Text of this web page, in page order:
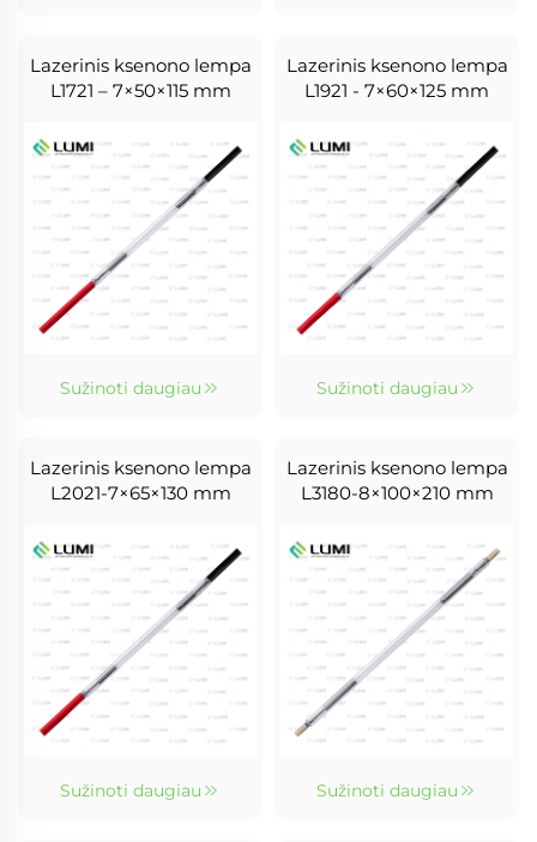
Lazerinis ksenono lempa
L1721 – 7×50×115 mm
Sužinoti daugiau
Lazerinis ksenono lempa
L1921 - 7×60×125 mm
Sužinoti daugiau
Lazerinis ksenono lempa
L2021-7×65×130 mm
Sužinoti daugiau
Lazerinis ksenono lempa
L3180-8×100×210 mm
Sužinoti daugiau